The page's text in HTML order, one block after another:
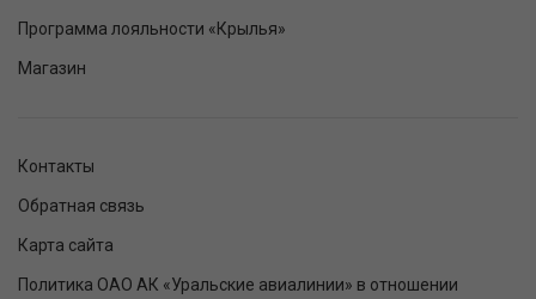
Программа лояльности «Крылья»
Магазин
Контакты
Обратная связь
Карта сайта
Политика ОАО АК «Уральские авиалинии» в отношении